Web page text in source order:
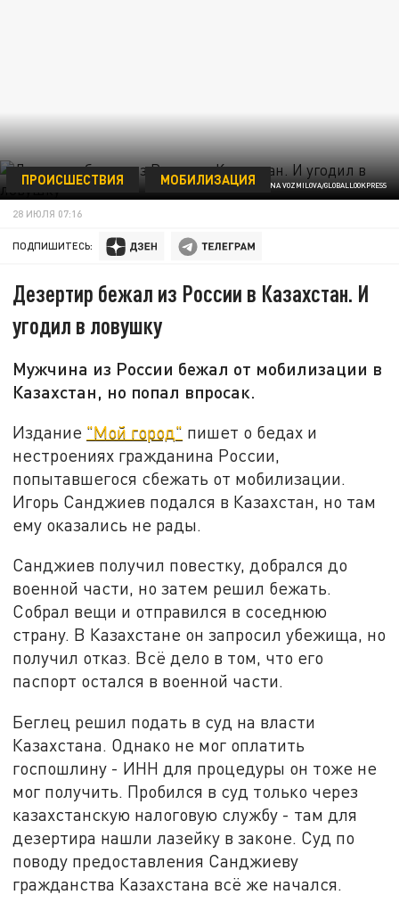
SVETLANA VOZMILOVA/GLOBALLOOKPRESS
ПРОИСШЕСТВИЯ МОБИЛИЗАЦИЯ
28 ИЮЛЯ 07:16
ПОДПИШИТЕСЬ:
Дезертир бежал из России в Казахстан. И
угодил в ловушку
Мужчина из России бежал от мобилизации в
Казахстан, но попал впросак.
Издание "Мой город" пишет о бедах и
нестроениях гражданина России,
попытавшегося сбежать от мобилизации.
Игорь Санджиев подался в Казахстан, но там
ему оказались не рады.
Санджиев получил повестку, добрался до
военной части, но затем решил бежать.
Собрал вещи и отправился в соседнюю
страну. В Казахстане он запросил убежища, но
получил отказ. Всё дело в том, что его
паспорт остался в военной части.
Беглец решил подать в суд на власти
Казахстана. Однако не мог оплатить
госпошлину - ИНН для процедуры он тоже не
мог получить. Пробился в суд только через
казахстанскую налоговую службу - там для
дезертира нашли лазейку в законе. Суд по
поводу предоставления Санджиеву
гражданства Казахстана всё же начался.